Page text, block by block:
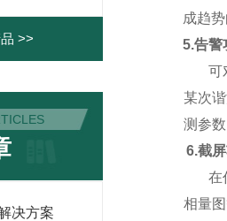
>>
决方案
成趋
5.告警
可
某次
测参
6.截
在
相量